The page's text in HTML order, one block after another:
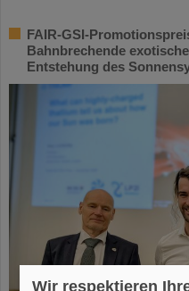
FAIR-GSI-
Bahnbrechende
Entstehung des
Wir respektieren